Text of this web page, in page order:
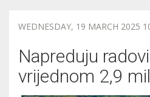
WEDNESDAY, 19 MARCH 2025
Napreduju
vrijednom 2,9